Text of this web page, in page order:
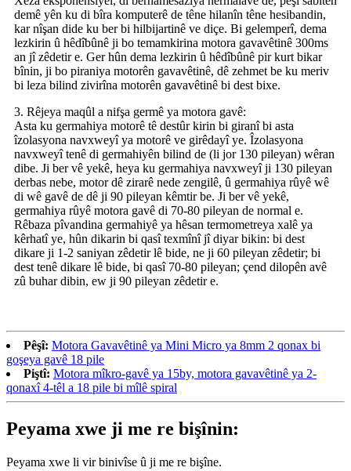
demê yên ku di bîra komputerê de têne hilanîn têne hesibandin,
kar nîşan dide ku ber bi hilbijartinê ve diçe. Bi gelemperî, dema
lezkirin û hêdîbûnê ji bo temamkirina motora gavavêtinê 300ms
an jî zêdetir e. Ger hûn dema lezkirin û hêdîbûnê pir kurt bikar
bînin, ji bo piraniya motorên gavavêtinê, dê zehmet be ku meriv
bi leza bilind zivirîna motorên gavavêtinê bi dest bixe.
3. Rêjeya maqûl a nifşa germê ya motora gavê:
Asta ku germahiya motorê tê destûr kirin bi giranî bi asta
îzolasyona navxweyî ya motorê ve girêdayî ye. Îzolasyona
navxweyî tenê di germahiyên bilind de (li jor 130 pileyan) wêran
dibe. Ji ber vê yekê, heya ku germahiya navxweyî ji 130 pileyan
derbas nebe, motor dê zirarê nede zengilê, û germahiya rûyê wê
di wê gavê de dê ji 90 pileyan kêmtir be. Ji ber vê yekê,
germahiya rûyê motora gavê di 70-80 pileyan de normal e.
Rêbaza pîvandina germahiyê ya hêsan termometreya xalê ya
kêrhatî ye, hûn dikarin bi qasî texmînî jî diyar bikin: bi dest
dikare ji 1-2 saniyan zêdetir lê bide, ne ji 60 pileyan zêdetir; bi
dest tenê dikare lê bide, bi qasî 70-80 pileyan; çend dilopên avê
zû buhar dibin, ew ji 90 pileyan zêdetir e.
Pêşî: Motora Gavavêtinê ya Mini Micro ya 8mm 2 qonax bi
goşeya gavê 18 pile
Piştî: Motora mîkro-gavê ya 15by, motora gavavêtinê ya 2-
qonaxî 4-têl a 18 pile bi mîlê spiral
Peyama xwe ji me re bişînin:
Peyama xwe li vir binivîse û ji me re bişîne.